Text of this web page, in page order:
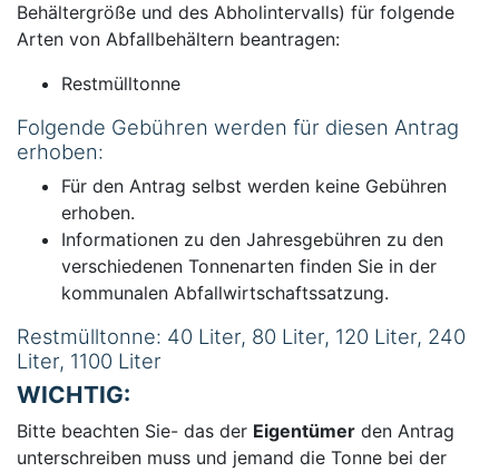
Behältergröße und des Abholintervalls) für folgende
Arten von Abfallbehältern beantragen:
Restmülltonne
Folgende Gebühren werden für diesen Antrag
erhoben:
Für den Antrag selbst werden keine Gebühren
erhoben.
Informationen zu den Jahresgebühren zu den
verschiedenen Tonnenarten finden Sie in der
kommunalen Abfallwirtschaftssatzung.
Restmülltonne: 40 Liter, 80 Liter, 120 Liter, 240
Liter, 1100 Liter
WICHTIG:
Bitte beachten Sie- das der Eigentümer den Antrag
unterschreiben muss und jemand die Tonne bei der